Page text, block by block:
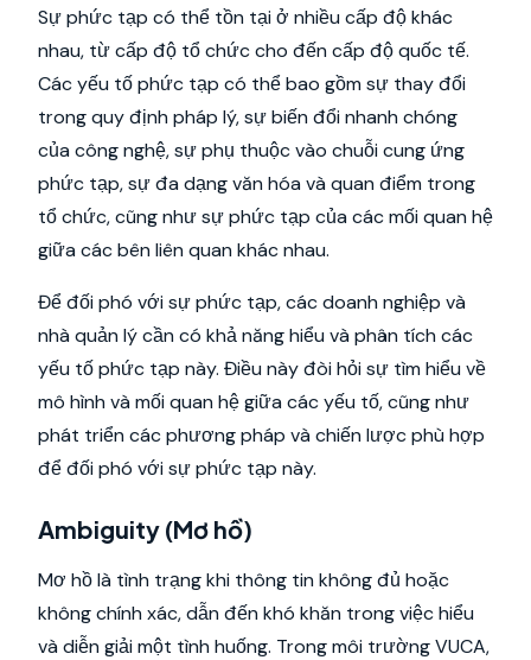
Sự phức tạp có thể tồn tại ở nhiều cấp độ khác
nhau, từ cấp độ tổ chức cho đến cấp độ quốc tế.
Các yếu tố phức tạp có thể bao gồm sự thay đổi
trong quy định pháp lý, sự biến đổi nhanh chóng
của công nghệ, sự phụ thuộc vào chuỗi cung ứng
phức tạp, sự đa dạng văn hóa và quan điểm trong
tổ chức, cũng như sự phức tạp của các mối quan hệ
giữa các bên liên quan khác nhau.
Để đối phó với sự phức tạp, các doanh nghiệp và
nhà quản lý cần có khả năng hiểu và phân tích các
yếu tố phức tạp này. Điều này đòi hỏi sự tìm hiểu về
mô hình và mối quan hệ giữa các yếu tố, cũng như
phát triển các phương pháp và chiến lược phù hợp
để đối phó với sự phức tạp này.
Ambiguity (Mơ hồ)
Mơ hồ là tình trạng khi thông tin không đủ hoặc
không chính xác, dẫn đến khó khăn trong việc hiểu
và diễn giải một tình huống. Trong môi trường VUCA,